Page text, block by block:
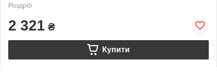
Роздріб
2 321 ₴
Купити